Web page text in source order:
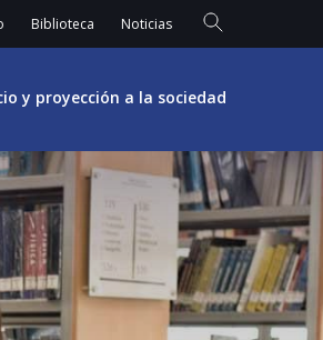
Biblioteca Noticias
y proyección a la sociedad